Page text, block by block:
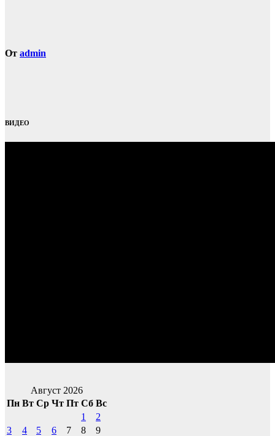
От admin
ВИДЕО
Август 2026
Пн Вт Ср Чт Пт Сб Вс
1
2
3
4 5 6 7 8
9